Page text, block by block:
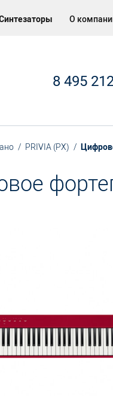
О
8 495
PRIVIA (PX)